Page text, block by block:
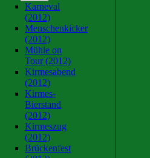
Karneval
(2012)
Menschenkicker
(2012)
Mühle on
Tour (2012)
Kirmesabend
(2012)
Kirmes-
Bierstand
(2012)
Kirmeszug
(2012)
Brückenfest